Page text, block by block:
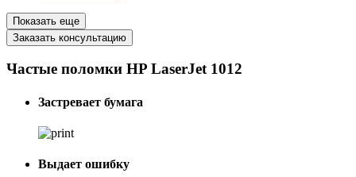
Показать еще
Заказать консультацию
Частые поломки HP LaserJet 1012
Застревает бумага
Выдает ошибку